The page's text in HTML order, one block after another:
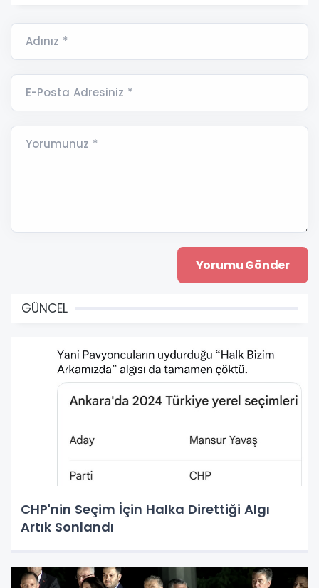
Adınız *
E-Posta Adresiniz *
Yorumunuz *
GÜNCEL
CHP'nin Seçim İçin Halka Direttiği Algı
Artık Sonlandı